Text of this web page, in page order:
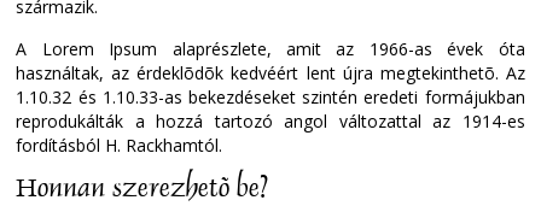
származik.
A Lorem Ipsum alaprészlete, amit az 1966-as évek óta
használtak, az érdeklõdõk kedvéért lent újra megtekinthetõ. Az
1.10.32 és 1.10.33-as bekezdéseket szintén eredeti formájukban
reprodukálták a hozzá tartozó angol változattal az 1914-es
fordításból H. Rackhamtól.
Honnan szerezhetõ be?